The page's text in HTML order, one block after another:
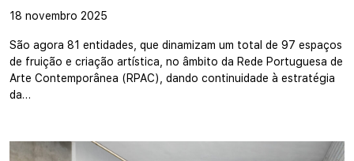
18 novembro 2025
São agora 81 entidades, que dinamizam um total de 97 espaços
de fruição e criação artística, no âmbito da Rede Portuguesa de
Arte Contemporânea (RPAC), dando continuidade à estratégia
da…